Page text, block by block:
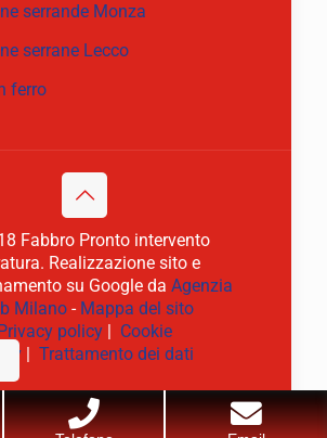
serrande Monza
serrane Lecco
ferro
Fabbro Pronto intervento
Realizzazione sito e
su Google da Agenzia
Milano- Mappa del sito
policy | Cookie
| Trattamento dei dati